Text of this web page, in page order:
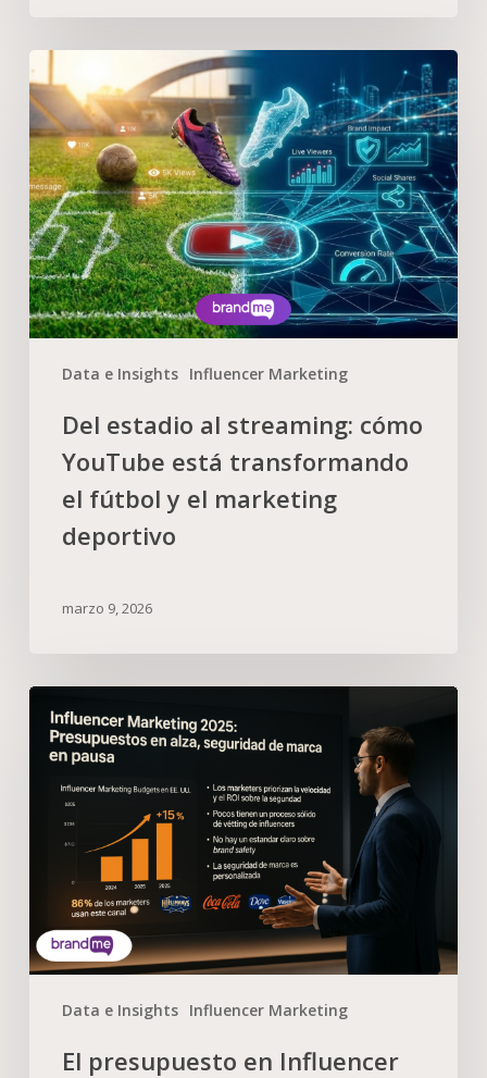
Data e Insights Influencer Marketing
Del estadio al streaming: cómo
YouTube está transformando
el fútbol y el marketing
deportivo
marzo 9, 2026
Data e Insights Influencer Marketing
El presupuesto en Influencer